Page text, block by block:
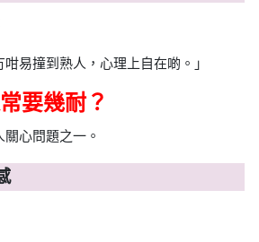
咁易撞到熟人，心理上自在啲。」
要幾耐？
心問題之一。